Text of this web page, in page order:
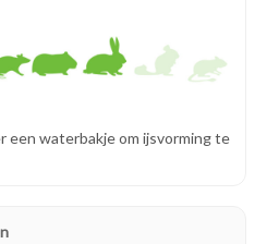
een waterbakje om ijsvorming te